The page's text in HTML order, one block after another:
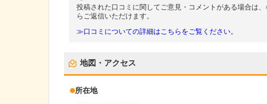
投稿された口コミに関してご意見・コメントがある場合は
らご返信いただけます。
≫口コミについての詳細はこちらをご覧ください。
地図・アクセス
所在地